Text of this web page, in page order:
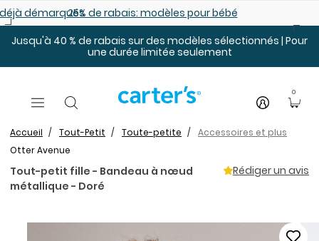
démarqués25% de rabais: modèles pour bébé
Jusqu'à 40 % de rabais sur des modèles sélectionnés | Pour
une durée limitée seulement
0
Accueil Tout-Petit Toute-petite
Accessoires et plus
Otter Avenue
Tout-petit fille - Bandeau à nœud
métallique - Doré
Rédiger un avis